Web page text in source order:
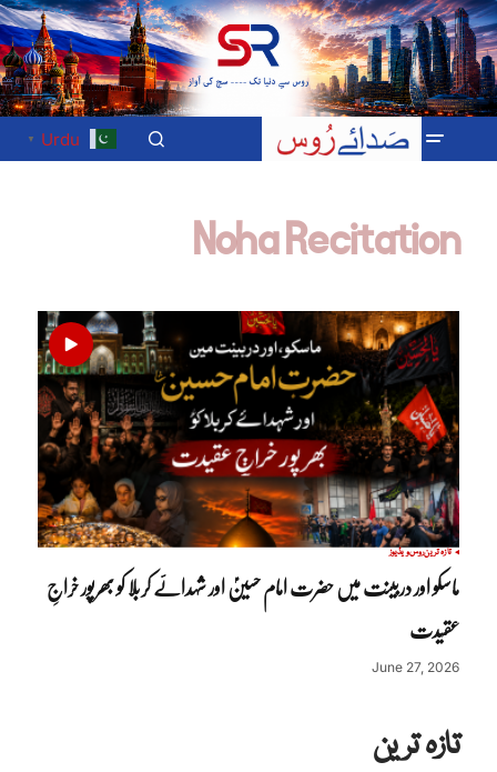
Urdu
▼
Noha Recitation
تازہ ترینروسویڈیوز
ماسکو اور دربینت میں حضرت امام حسینؑ اور شہدائے کربلا کو بھرپور خراجِ
عقیدت
June 27, 2026
تازہ ترین